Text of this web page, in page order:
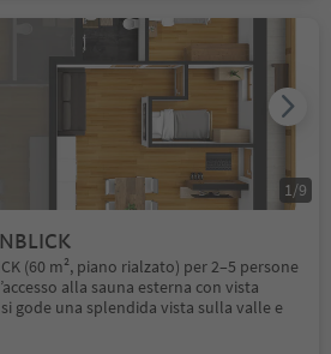
(60 m², piano rialzato) per 2–5 persone
alla sauna esterna con vista
gode una splendida vista sulla valle e
1 /9